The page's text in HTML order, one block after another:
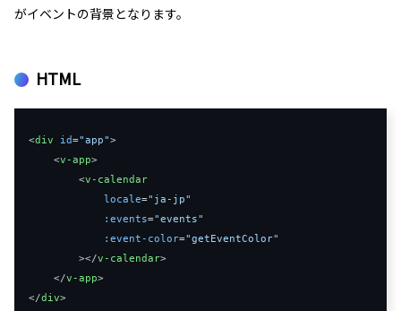
がイベントの背景となります。
HTML
<div id="app">
<v-app>
<v-calendar
locale="ja-jp"
: events="events"
: event-color="getEventColor"
></v-calendar>
</v-app>
</div>